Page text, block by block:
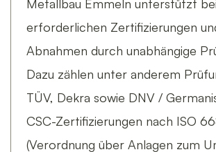
Metallbau Emmeln unterstützt
erforderlichen Zertifizierungen
Abnahmen durch unabhängige
Dazu zählen unter anderem
TÜV, Dekra sowie DNV /
CSC-Zertifizierungen nach ISO
(Verordnung über Anlagen zum